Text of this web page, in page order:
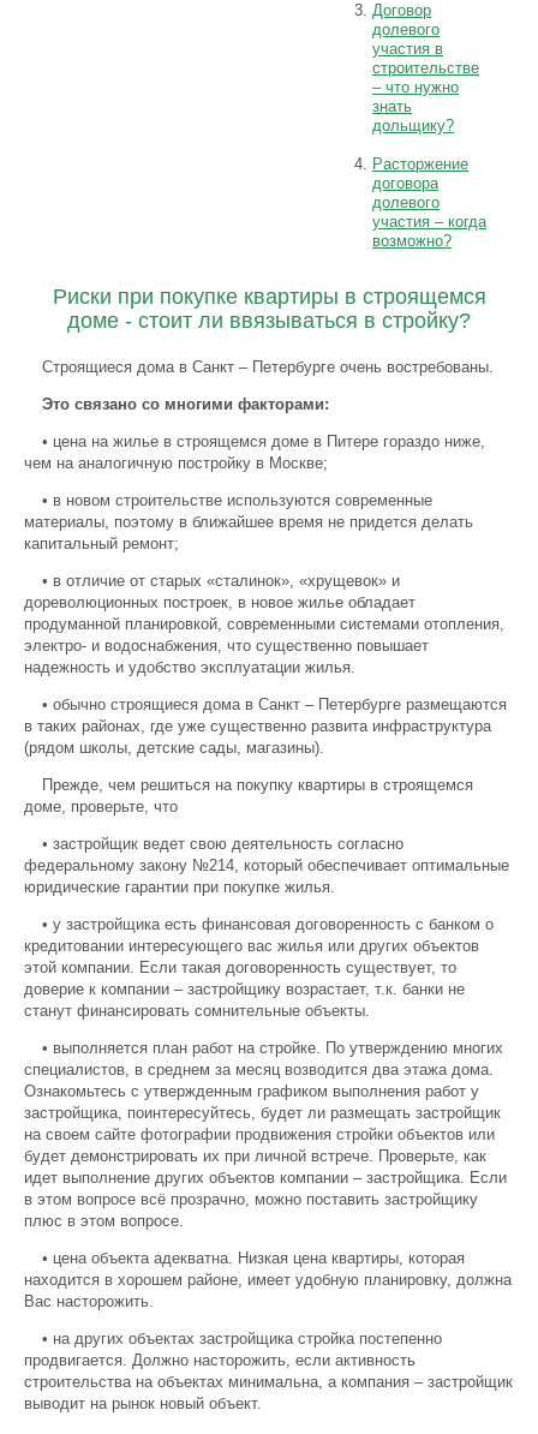
Договор
долевого
участия в
строительстве
– что нужно
знать
дольщику?
Расторжение
договора
долевого
участия – когда
возможно?
Риски при покупке квартиры в строящемся
доме - стоит ли ввязываться в стройку?
Строящиеся дома в Санкт – Петербурге очень востребованы.
Это связано со многими факторами:
• цена на жилье в строящемся доме в Питере гораздо ниже,
чем на аналогичную постройку в Москве;
• в новом строительстве используются современные
материалы, поэтому в ближайшее время не придется делать
капитальный ремонт;
• в отличие от старых «сталинок», «хрущевок» и
дореволюционных построек, в новое жилье обладает
продуманной планировкой, современными системами отопления,
электро- и водоснабжения, что существенно повышает
надежность и удобство эксплуатации жилья.
• обычно строящиеся дома в Санкт – Петербурге размещаются
в таких районах, где уже существенно развита инфраструктура
(рядом школы, детские сады, магазины).
Прежде, чем решиться на покупку квартиры в строящемся
доме, проверьте, что
• застройщик ведет свою деятельность согласно
федеральному закону №214, который обеспечивает оптимальные
юридические гарантии при покупке жилья.
• у застройщика есть финансовая договоренность с банком о
кредитовании интересующего вас жилья или других объектов
этой компании. Если такая договоренность существует, то
доверие к компании – застройщику возрастает, т.к. банки не
станут финансировать сомнительные объекты.
• выполняется план работ на стройке. По утверждению многих
специалистов, в среднем за месяц возводится два этажа дома.
Ознакомьтесь с утвержденным графиком выполнения работ у
застройщика, поинтересуйтесь, будет ли размещать застройщик
на своем сайте фотографии продвижения стройки объектов или
будет демонстрировать их при личной встрече. Проверьте, как
идет выполнение других объектов компании – застройщика. Если
в этом вопросе всё прозрачно, можно поставить застройщику
плюс в этом вопросе.
• цена объекта адекватна. Низкая цена квартиры, которая
находится в хорошем районе, имеет удобную планировку, должна
Вас насторожить.
• на других объектах застройщика стройка постепенно
продвигается. Должно насторожить, если активность
строительства на объектах минимальна, а компания – застройщик
выводит на рынок новый объект.